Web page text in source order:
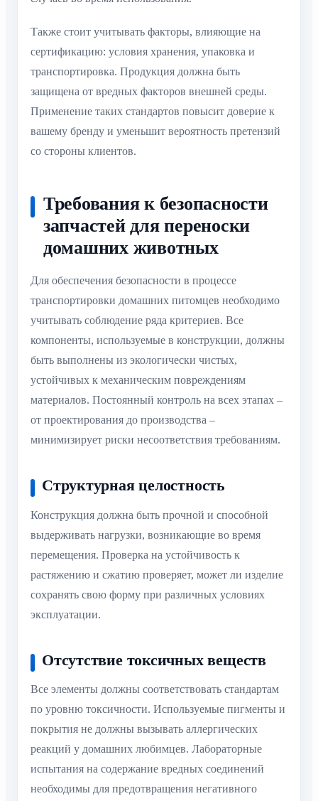
Также стоит учитывать факторы, влияющие на
сертификацию: условия хранения, упаковка и
транспортировка. Продукция должна быть
защищена от вредных факторов внешней среды.
Применение таких стандартов повысит доверие к
вашему бренду и уменьшит вероятность претензий
со стороны клиентов.
Требования к безопасности
запчастей для переноски
домашних животных
Для обеспечения безопасности в процессе
транспортировки домашних питомцев необходимо
учитывать соблюдение ряда критериев. Все
компоненты, используемые в конструкции, должны
быть выполнены из экологически чистых,
устойчивых к механическим повреждениям
материалов. Постоянный контроль на всех этапах –
от проектирования до производства –
минимизирует риски несоответствия требованиям.
Структурная целостность
Конструкция должна быть прочной и способной
выдерживать нагрузки, возникающие во время
перемещения. Проверка на устойчивость к
растяжению и сжатию проверяет, может ли изделие
сохранять свою форму при различных условиях
эксплуатации.
Отсутствие токсичных веществ
Все элементы должны соответствовать стандартам
по уровню токсичности. Используемые пигменты и
покрытия не должны вызывать аллергических
реакций у домашних любимцев. Лабораторные
испытания на содержание вредных соединений
необходимы для предотвращения негативного